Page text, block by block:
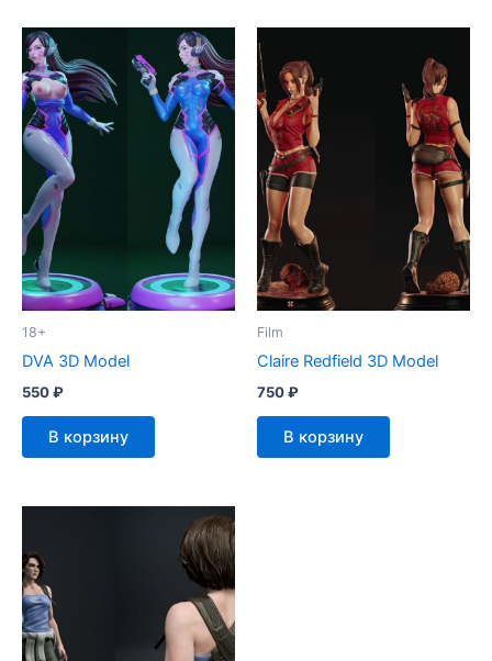
18+
DVA 3D Model
550₽
В корзину
Film
Claire Redfield 3D Model
750₽
В корзину